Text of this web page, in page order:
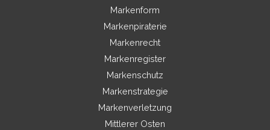
Markenform
Markenpiraterie
Markenrecht
Markenregister
Markenschutz
Markenstrategie
Markenverletzung
Mittlerer Osten